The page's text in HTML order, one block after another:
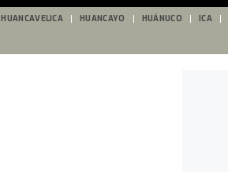
HUANCAVELICA HUANCAYO HUÁNUCO ICA